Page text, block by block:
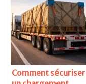
Comment sécuriser